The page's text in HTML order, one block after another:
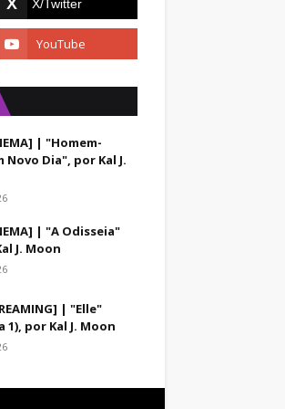
| "Homem-
Novo Dia", por Kal J.
| "A Odisseia"
J. Moon
| "Elle"
1), por Kal J. Moon